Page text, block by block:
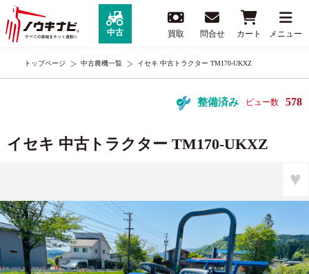
中古 買取 問合せ カート メニュー
トップページ 中古農機一覧 イセキ 中古トラクター TM170-UKXZ
整備済み ビュー数 578
イセキ 中古トラクター TM170-UKXZ
♥